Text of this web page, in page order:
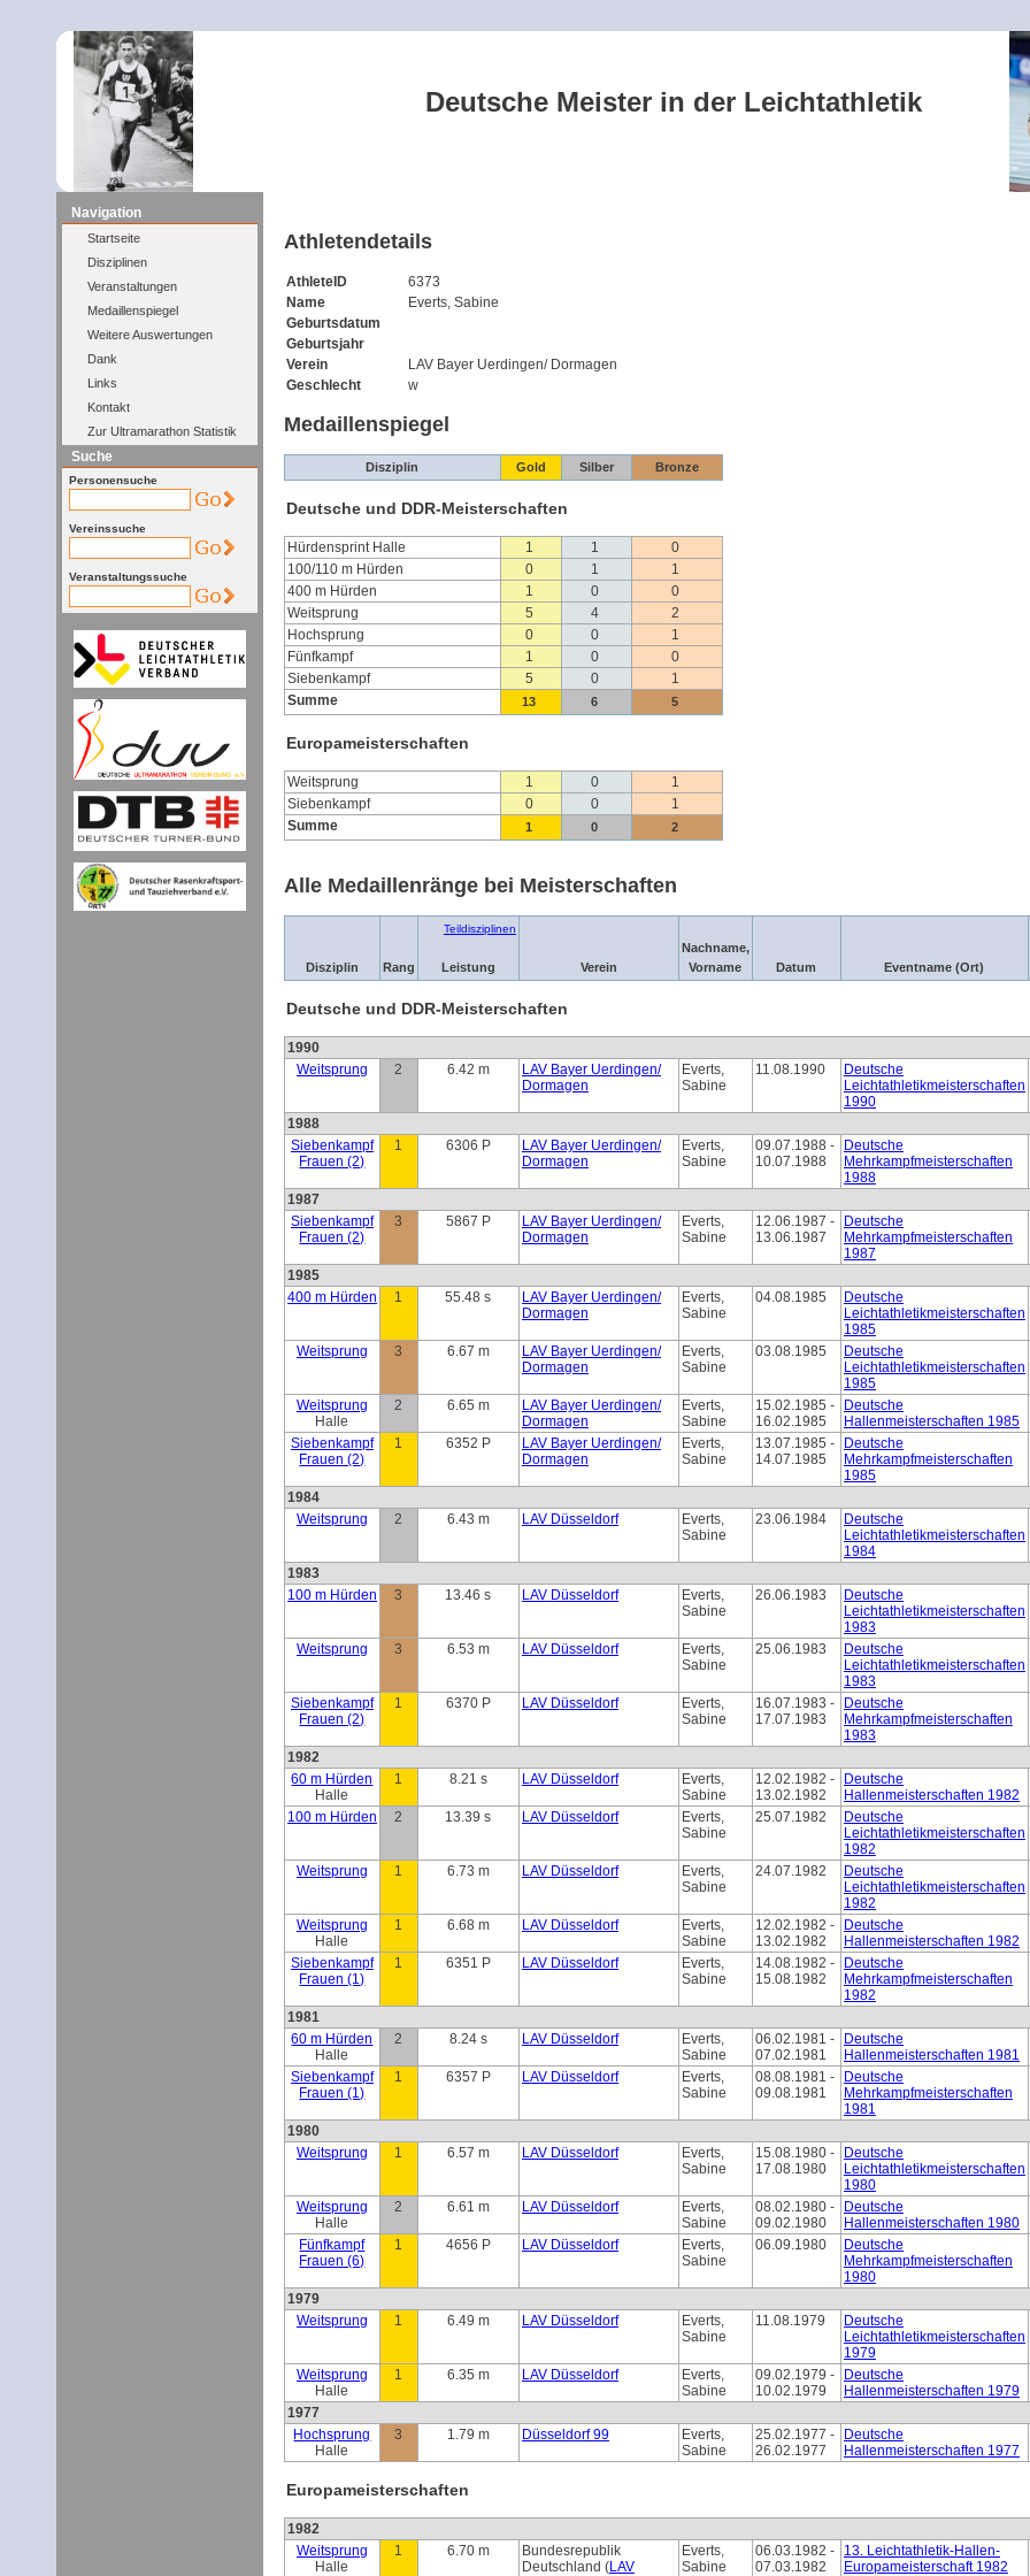
Deutsche Meister in der Leichtathletik
Navigation
Startseite
Disziplinen
Veranstaltungen
Medaillenspiegel
Weitere Auswertungen
Dank
Links
Kontakt
Zur Ultramarathon Statistik
Suche
Personensuche
Vereinssuche
Veranstaltungssuche
Athletendetails
AthleteID
6373
Name
Everts, Sabine
Geburtsdatum
Geburtsjahr
Verein
LAV Bayer Uerdingen/ Dormagen
Geschlecht
w
Medaillenspiegel
Disziplin Gold Silber Bronze
Deutsche und DDR-Meisterschaften
Hürdensprint Halle 1 1
0
100/110 m Hürden
0 1
1
400 m Hürden
1 0
0
Weitsprung
5 4
2
Hochsprung
0 0
1
Fünfkampf
1 0
0
Siebenkampf
5 0
1
Summe
13 6 5
Europameisterschaften
Weitsprung 1 0
1
Siebenkampf
0 0
1
Summe
1 0 2
Alle Medaillenränge bei Meisterschaften
Disziplin Rang
Teildisziplinen
Leistung Verein
Nachname,
Vorname
Datum Eventname (Ort)
Deutsche und DDR-Meisterschaften
1990
Weitsprung
2 6.42 m
LAV Bayer Uerdingen/
Dormagen
Everts,
Sabine
11.08.1990
Deutsche
Leichtathletikmeisterschaften
1990
1988
Siebenkampf
Frauen (2)
1 6306 P
LAV Bayer Uerdingen/
Dormagen
Everts,
Sabine
09.07.1988 -
10.07.1988
Deutsche
Mehrkampfmeisterschaften
1988
1987
Siebenkampf
Frauen (2)
3 5867 P
LAV Bayer Uerdingen/
Dormagen
Everts,
Sabine
12.06.1987 -
13.06.1987
Deutsche
Mehrkampfmeisterschaften
1987
1985
400 m Hürden
1 55.48 s
LAV Bayer Uerdingen/
Dormagen
Everts,
Sabine
04.08.1985
Deutsche
Leichtathletikmeisterschaften
1985
Weitsprung 3 6.67 m
LAV Bayer Uerdingen/
Dormagen
Everts,
Sabine
03.08.1985
Deutsche
Leichtathletikmeisterschaften
1985
Weitsprung
Halle
2 6.65 m
LAV Bayer Uerdingen/
Dormagen
Everts,
Sabine
15.02.1985 -
16.02.1985
Deutsche
Hallenmeisterschaften 1985
Siebenkampf
Frauen (2)
1 6352 P
LAV Bayer Uerdingen/
Dormagen
Everts,
Sabine
13.07.1985 -
14.07.1985
Deutsche
Mehrkampfmeisterschaften
1985
1984
Weitsprung
2 6.43 m LAV Düsseldorf
Everts,
Sabine
23.06.1984
Deutsche
Leichtathletikmeisterschaften
1984
1983
100 m Hürden
3 13.46 s LAV Düsseldorf
Everts,
Sabine
26.06.1983
Deutsche
Leichtathletikmeisterschaften
1983
Weitsprung 3 6.53 m LAV Düsseldorf
Everts,
Sabine
25.06.1983
Deutsche
Leichtathletikmeisterschaften
1983
Siebenkampf
Frauen (2)
1 6370 P LAV Düsseldorf
Everts,
Sabine
16.07.1983 -
17.07.1983
Deutsche
Mehrkampfmeisterschaften
1983
1982
60 m Hürden
Halle
1 8.21 s LAV Düsseldorf
Everts,
Sabine
12.02.1982 -
13.02.1982
Deutsche
Hallenmeisterschaften 1982
100 m Hürden
2 13.39 s LAV Düsseldorf
Everts,
Sabine
25.07.1982
Deutsche
Leichtathletikmeisterschaften
1982
Weitsprung 1 6.73 m LAV Düsseldorf
Everts,
Sabine
24.07.1982
Deutsche
Leichtathletikmeisterschaften
1982
Weitsprung
Halle
1 6.68 m LAV Düsseldorf
Everts,
Sabine
12.02.1982 -
13.02.1982
Deutsche
Hallenmeisterschaften 1982
Siebenkampf
Frauen (1)
1 6351 P LAV Düsseldorf
Everts,
Sabine
14.08.1982 -
15.08.1982
Deutsche
Mehrkampfmeisterschaften
1982
1981
60 m Hürden
Halle
2 8.24 s LAV Düsseldorf
Everts,
Sabine
06.02.1981 -
07.02.1981
Deutsche
Hallenmeisterschaften 1981
Siebenkampf
Frauen (1)
1 6357 P LAV Düsseldorf
Everts,
Sabine
08.08.1981 -
09.08.1981
Deutsche
Mehrkampfmeisterschaften
1981
1980
Weitsprung
1 6.57 m LAV Düsseldorf
Everts,
Sabine
15.08.1980 -
17.08.1980
Deutsche
Leichtathletikmeisterschaften
1980
Weitsprung
Halle
2 6.61 m LAV Düsseldorf
Everts,
Sabine
08.02.1980 -
09.02.1980
Deutsche
Hallenmeisterschaften 1980
Fünfkampf
Frauen (6)
1 4656 P LAV Düsseldorf
Everts,
Sabine
06.09.1980
Deutsche
Mehrkampfmeisterschaften
1980
1979
Weitsprung
1 6.49 m LAV Düsseldorf
Everts,
Sabine
11.08.1979
Deutsche
Leichtathletikmeisterschaften
1979
Weitsprung
Halle
1 6.35 m LAV Düsseldorf
Everts,
Sabine
09.02.1979 -
10.02.1979
Deutsche
Hallenmeisterschaften 1979
1977
Hochsprung
Halle
3 1.79 m Düsseldorf 99
Everts,
Sabine
25.02.1977 -
26.02.1977
Deutsche
Hallenmeisterschaften 1977
Europameisterschaften
1982
Weitsprung
Halle
1 6.70 m
Bundesrepublik
Deutschland (LAV
Everts,
Sabine
06.03.1982 -
07.03.1982
13. Leichtathletik-Hallen-
Europameisterschaft 1982